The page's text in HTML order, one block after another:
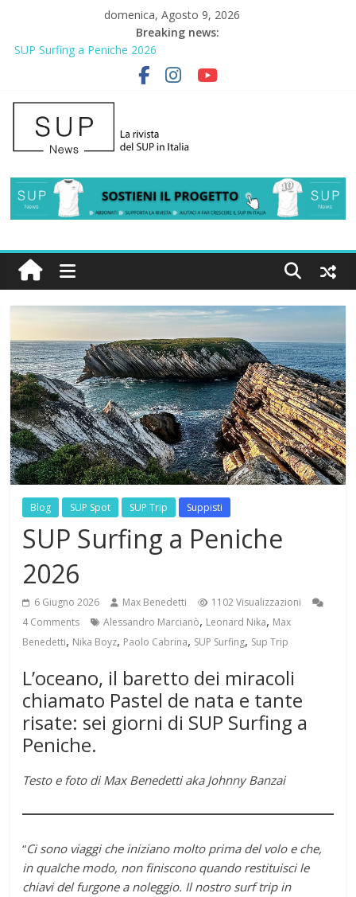
domenica, Agosto 9, 2026
Breaking news:
2° Urban Sup Trophy: la regata solidale per lo IOR
SUP Surfing a Peniche 2026
AirSUP a Gallico: prima storica gara per Reggio Calabria
Gallico Paddle Fest 2026: sul lungomare di Gallico torna la festa
del SUP
Porto Selvaggio, a lezione di soccorso con la giornata della
prevenzione
Blog SUP Spot SUP Trip Suppisti
SUP Surfing a Peniche
2026
6 Giugno 2026 Max Benedetti
1102 Visualizzazioni
4 Comments
Alessandro Marcianò, Leonard Nika, Max
Benedetti, Nika Boyz, Paolo Cabrina, SUP Surfing, Sup Trip
L’oceano, il baretto dei miracoli
chiamato Pastel de nata e tante
risate: sei giorni di SUP Surfing a
Peniche.
Testo e foto di Max Benedetti aka Johnny Banzai
“Ci sono viaggi che iniziano molto prima del volo e che,
in qualche modo, non finiscono quando restituisci le
chiavi del furgone a noleggio. Il nostro surf trip in